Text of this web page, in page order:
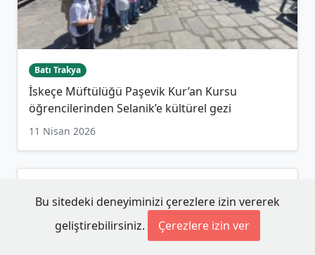
Batı Trakya
İskeçe Müftülüğü Paşevik Kur’an Kursu
öğrencilerinden Selanik’e kültürel gezi
11 Nisan 2026
Bu sitedeki deneyiminizi çerezlere izin vererek
geliştirebilirsiniz.
Çerezlere izin ver